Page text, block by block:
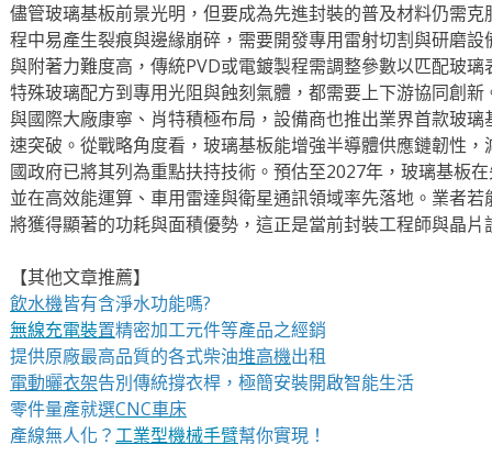
儘管玻璃基板前景光明，但要成為先進封裝的普及材料仍需
程中易產生裂痕與邊緣崩碎，需要開發專用雷射切割與研磨
與附著力難度高，傳統PVD或電鍍製程需調整參數以匹配玻
特殊玻璃配方到專用光阻與蝕刻氣體，都需要上下游協同創
與國際大廠康寧、肖特積極布局，設備商也推出業界首款玻
速突破。從戰略角度看，玻璃基板能增強半導體供應鏈韌性
國政府已將其列為重點扶持技術。預估至2027年，玻璃基板
並在高效能運算、車用雷達與衛星通訊領域率先落地。業者
將獲得顯著的功耗與面積優勢，這正是當前封裝工程師與晶
【其他文章推薦】
飲水機皆有含淨水功能嗎?
無線充電裝置精密加工元件等產品之經銷
提供原廠最高品質的各式柴油堆高機出租
電動曬衣架告別傳統撐衣桿，極簡安裝開啟智能生活
零件量產就選CNC車床
產線無人化？工業型機械手臂幫你實現！